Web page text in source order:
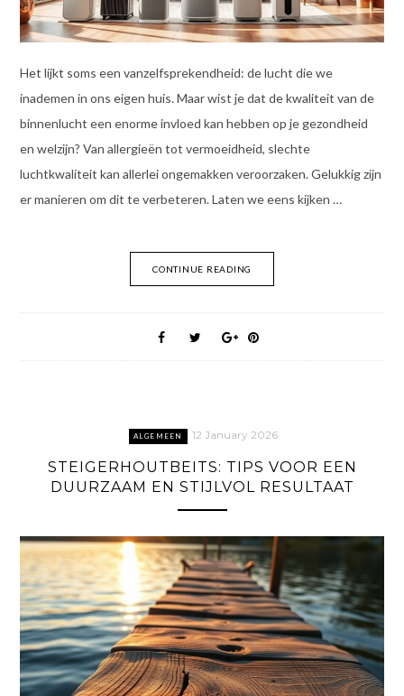
Het lijkt soms een vanzelfsprekendheid: de lucht die we
inademen in ons eigen huis. Maar wist je dat de kwaliteit van de
binnenlucht een enorme invloed kan hebben op je gezondheid
en welzijn? Van allergieën tot vermoeidheid, slechte
luchtkwaliteit kan allerlei ongemakken veroorzaken. Gelukkig zijn
er manieren om dit te verbeteren. Laten we eens kijken …
CONTINUE READING
ALGEMEEN 12 January 2026
STEIGERHOUTBEITS: TIPS VOOR EEN
DUURZAAM EN STIJLVOL RESULTAAT